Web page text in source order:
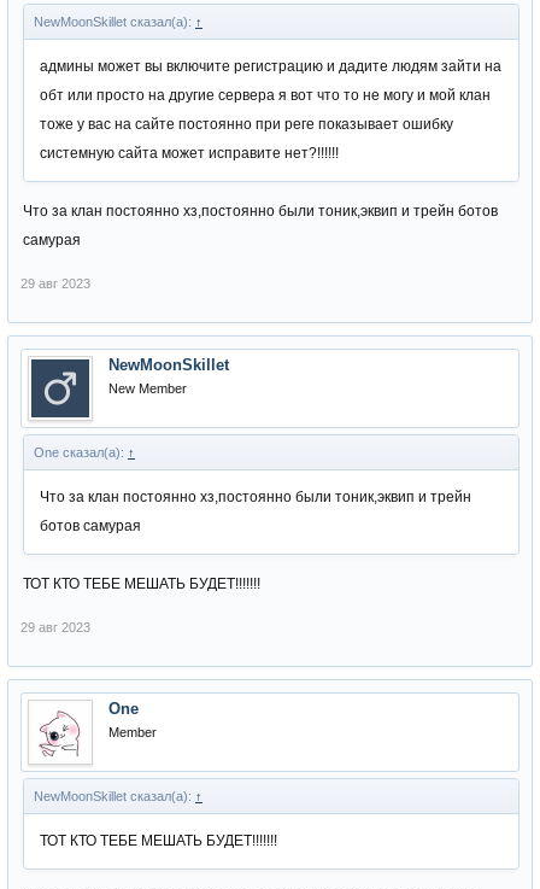
NewMoonSkillet сказал(а): ↑
админы может вы включите регистрацию и дадите людям зайти на
обт или просто на другие сервера я вот что то не могу и мой клан
тоже у вас на сайте постоянно при реге показывает ошибку
системную сайта может исправите нет?!!!!!!
Что за клан постоянно хз,постоянно были тоник,эквип и трейн ботов
самурая
29 авг 2023
NewMoonSkillet
New Member
One сказал(а): ↑
Что за клан постоянно хз,постоянно были тоник,эквип и трейн
ботов самурая
ТОТ КТО ТЕБЕ МЕШАТЬ БУДЕТ!!!!!!!
29 авг 2023
One
Member
NewMoonSkillet сказал(а): ↑
ТОТ КТО ТЕБЕ МЕШАТЬ БУДЕТ!!!!!!!